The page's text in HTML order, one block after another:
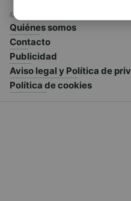
© El Meridiano L'Horta 2026 - Valencia -
Quiénes somos
Contacto
Publicidad
Aviso legal y Política de
Política de cookies